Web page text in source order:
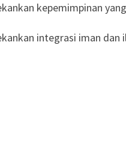
kepemimpinan
integrasi iman